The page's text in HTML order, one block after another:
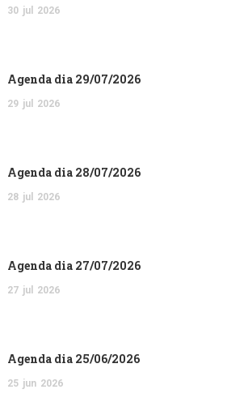
30 jul 2026
Agenda dia 29/07/2026
29 jul 2026
Agenda dia 28/07/2026
28 jul 2026
Agenda dia 27/07/2026
27 jul 2026
Agenda dia 25/06/2026
25 jun 2026